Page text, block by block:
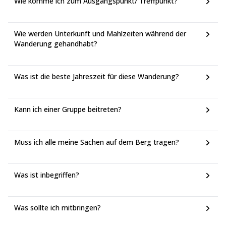
Wie werden Unterkunft und Mahlzeiten während der
Wanderung gehandhabt?
Was ist die beste Jahreszeit für diese Wanderung?
Kann ich einer Gruppe beitreten?
Muss ich alle meine Sachen auf dem Berg tragen?
Was ist inbegriffen?
Was sollte ich mitbringen?